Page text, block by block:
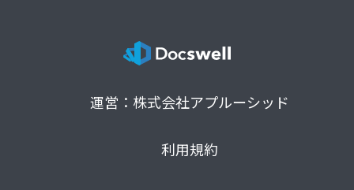
運営：株式会社アプルーシッド
利用規約